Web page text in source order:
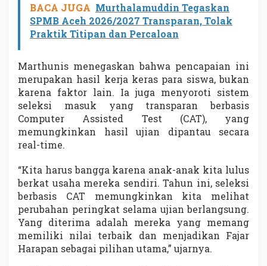
BACA JUGA Murthalamuddin Tegaskan
SPMB Aceh 2026/2027 Transparan, Tolak
Praktik Titipan dan Percaloan
Marthunis menegaskan bahwa pencapaian ini
merupakan hasil kerja keras para siswa, bukan
karena faktor lain. Ia juga menyoroti sistem
seleksi masuk yang transparan berbasis
Computer Assisted Test (CAT), yang
memungkinkan hasil ujian dipantau secara
real-time.
“Kita harus bangga karena anak-anak kita lulus
berkat usaha mereka sendiri. Tahun ini, seleksi
berbasis CAT memungkinkan kita melihat
perubahan peringkat selama ujian berlangsung.
Yang diterima adalah mereka yang memang
memiliki nilai terbaik dan menjadikan Fajar
Harapan sebagai pilihan utama,” ujarnya.